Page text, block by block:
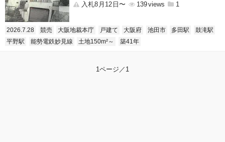
入札8月12日〜
139 1
2026.7.28 競売 大阪地裁本庁 戸建て 大阪府 池田市 多田駅
鼓滝駅
平野駅
能勢電鉄妙見線 土地150m²～ 築41年
1ページ／1